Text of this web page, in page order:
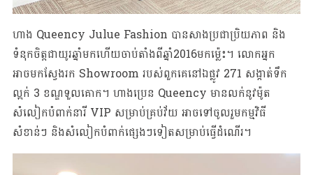
ហាង Queency Julue Fashion បានសាងប្រជាប្រិយភាព និង
ទំនុកចិត្តជាយូរឆ្នាំមកហើយចាប់តាំងពីឆ្នាំ2016មកម្ល៉េះ។ លោកអ្នក
អាចមកស្វែងរក Showroom របស់ពួកគេនៅឯផ្លូវ 271 សង្កាត់ទឹក
ល្អក់ 3 ខណ្ឌទួលគោក។ ហាងប្រេន Queency មានលក់នូវម៉ូត
សំលៀកបំពាក់នារី VIP សម្រាប់គ្រប់វ័យ អាចទៅចូលរួមកម្មវិធី
សំខាន់ៗ និងសំលៀកបំពាក់ផ្សេងៗទៀតសម្រាប់ធ្វើដំណើរ។